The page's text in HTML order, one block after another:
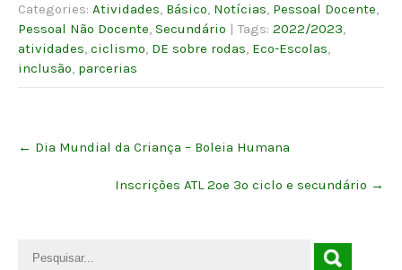
Categories: Atividades, Básico, Notícias, Pessoal Docente,
Pessoal Não Docente, Secundário | Tags: 2022/2023,
atividades, ciclismo, DE sobre rodas, Eco-Escolas,
inclusão, parcerias
navigation
← Dia Mundial da Criança – Boleia Humana
Inscrições ATL 2ºe 3º ciclo e secundário →